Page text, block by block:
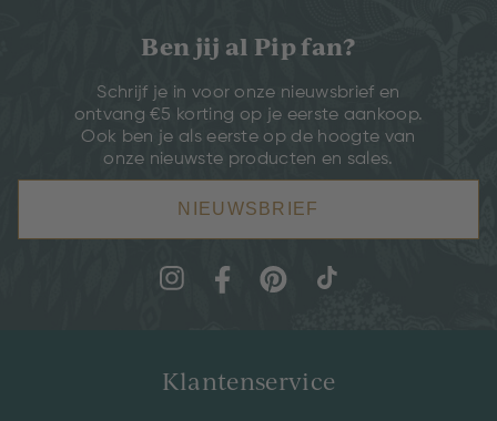
Ben jij al Pip fan?
Schrijf je in voor onze nieuwsbrief en
ontvang €5 korting op je eerste aankoop.
Ook ben je als eerste op de hoogte van
onze nieuwste producten en sales.
NIEUWSBRIEF
Klantenservice